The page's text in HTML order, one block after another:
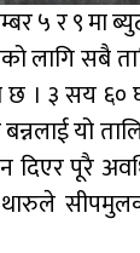
५ र ९ मा
लागि सबै
। ३ सय ६०
बन्नलाई यो
दिएर पूरै
थारुले